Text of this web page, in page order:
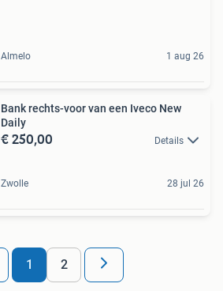
Almelo 1 aug 26
Bank rechts-voor van een Iveco New
Daily
€ 250,00 Details
Zwolle 28 jul 26
1 2